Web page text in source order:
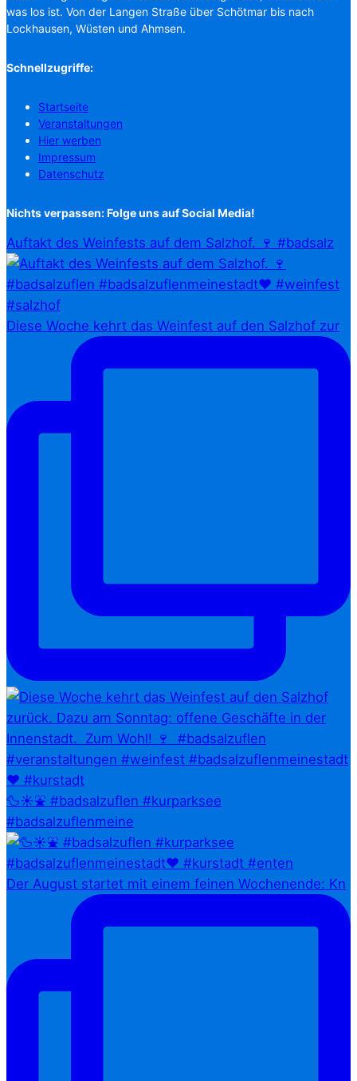
was los ist. Von der Langen Straße über Schötmar bis nach
Lockhausen, Wüsten und Ahmsen.
Schnellzugriffe:
Startseite
Veranstaltungen
Hier werben
Impressum
Datenschutz
Nichts verpassen: Folge uns auf Social Media!
Auftakt des Weinfests auf dem Salzhof. 🍷 #badsalz
Diese Woche kehrt das Weinfest auf den Salzhof zur
🦆☀️⛲ #badsalzuflen #kurparksee
#badsalzuflenmeine
Der August startet mit einem feinen Wochenende: Kn